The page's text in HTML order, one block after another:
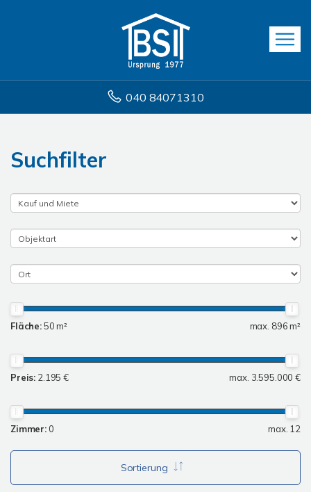
040 84071310
Suchfilter
Fläche:50 m² max. 896 m²
Preis: 2.195 € max. 3.595.000 €
Zimmer: 0 max. 12
Sortierung